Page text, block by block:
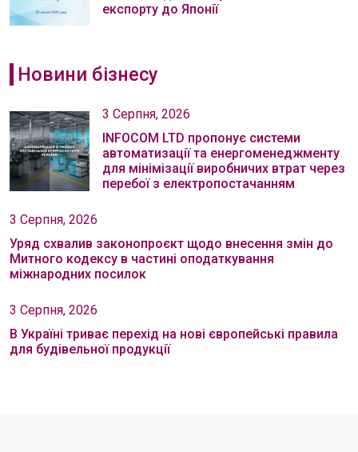
експорту до Японії
Новини бізнесу
3 Серпня, 2026
INFOCOM LTD пропонує системи
автоматизації та енергоменеджменту
для мінімізації виробничих втрат через
перебої з електропостачанням
3 Серпня, 2026
Уряд схвалив законопроєкт щодо внесення змін до
Митного кодексу в частині оподаткування
міжнародних посилок
3 Серпня, 2026
В Україні триває перехід на нові європейські правила
для будівельної продукції